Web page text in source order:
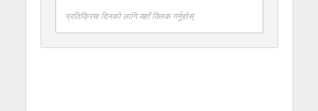
प्रतिक्रिया दिनको लागि यहाँ क्लिक गर्नुहोस्